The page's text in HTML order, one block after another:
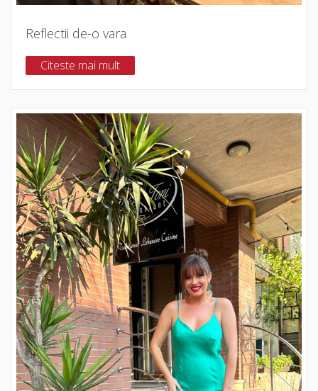
Reflectii de-o vara
Citeste mai mult